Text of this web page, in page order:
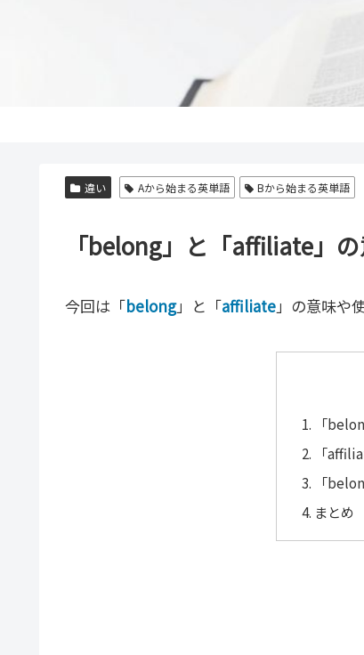
違い Aから始まる英単語 Bから始まる英単語
「belong」と「affiliate」
今回は「belong」と「affiliate」の意味や
「
「
「
まとめ